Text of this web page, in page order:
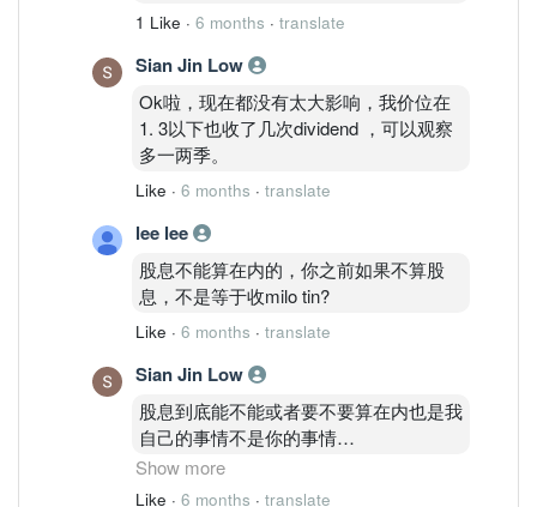
1 Like · 6 months · translate
Sian Jin Low
Ok啦，现在都没有太大影响，我价位在
1. 3以下也收了几次dividend ，可以观察
多一两季。
Like · 6 months · translate
lee lee
股息不能算在内的，你之前如果不算股
息，不是等于收milo tin?
Like · 6 months · translate
Sian Jin Low
股息到底能不能或者要不要算在内也是我
自己的事情不是你的事情
最反感说无聊废话的人，根本不想理你却
Show more
Like · 6 months · translate